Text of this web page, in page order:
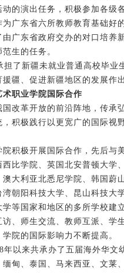
动的演出任务，积极参加各级
为广东省六所教师教育基础好
由广东省政府交办的对口培养
生的任务。
担了新疆未就业普通高校毕业
疆、促进新疆地区的发展作
术职业学院国际合作
国改革开放的前沿阵地，传承
，积极践行以更宽广的国际视
院积极开展国际合作，先后与
西比学院、英国北安普顿大学
澳大利亚北悉尼学院、韩国蔚
湾朝阳科技大学、昆山科技大
等国家和地区的多所学校建
访、师生交流、教师互派、学
院的国际影响力不断提高。
年以来共承办了五届海外华文
缅甸、泰国、马来西亚、文莱